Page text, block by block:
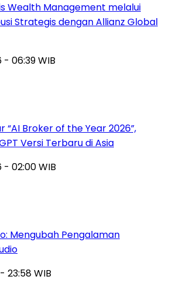
Wealth Management melalui
Strategis dengan Allianz Global
- 06:39 WIB
“AI Broker of the Year 2026”,
Versi Terbaru di Asia
- 02:00 WIB
Mengubah Pengalaman
23:58 WIB